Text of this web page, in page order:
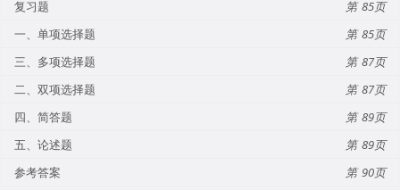
复习题
85
一、单项选择题
85
三、多项选择题
87
二、双项选择题
87
四、简答题
89
五、论述题
89
参考答案
90